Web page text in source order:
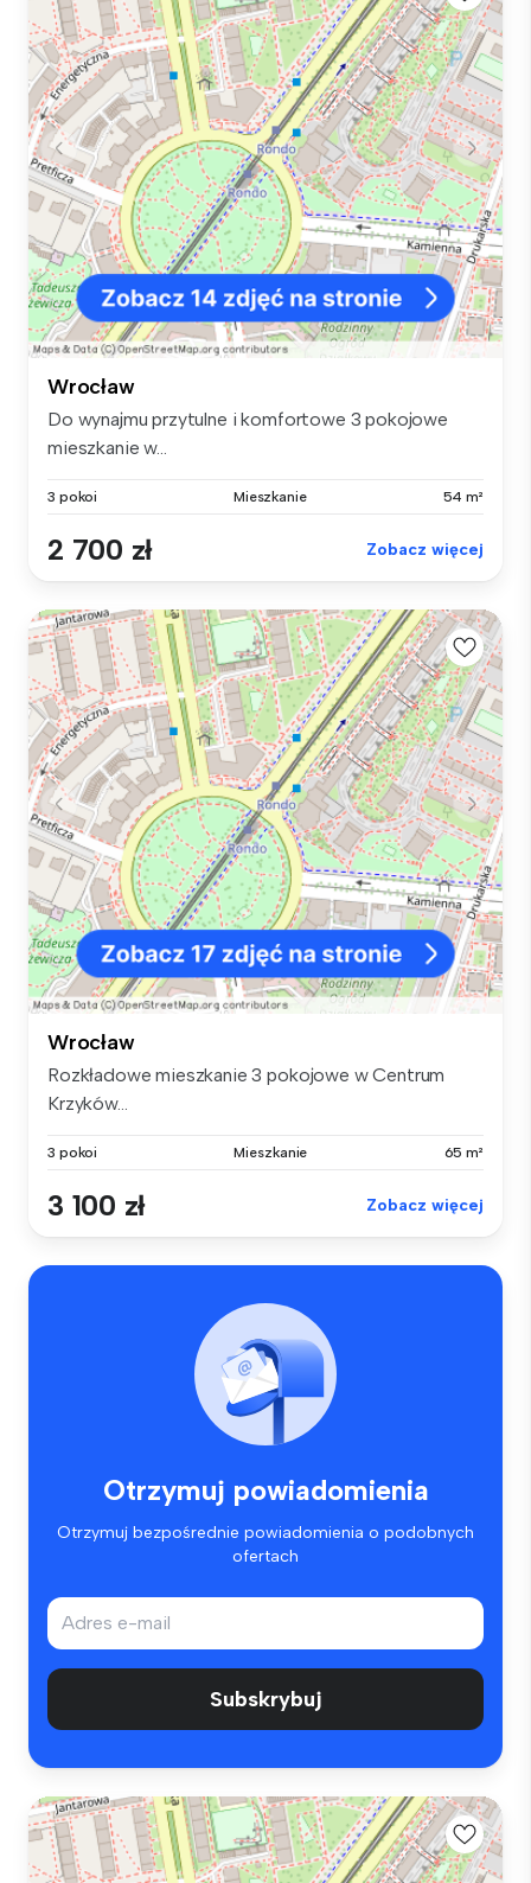
Wrocław
Do wynajmu przytulne i komfortowe 3 pokojowe
mieszkanie w...
3 pokoi Mieszkanie 54 m²
2 700 zł Zobacz więcej
Wrocław
Rozkładowe mieszkanie 3 pokojowe w Centrum
Krzyków...
3 pokoi Mieszkanie 65 m²
3 100 zł Zobacz więcej
Otrzymuj powiadomienia
Otrzymuj bezpośrednie powiadomienia o podobnych
ofertach
Subskrybuj